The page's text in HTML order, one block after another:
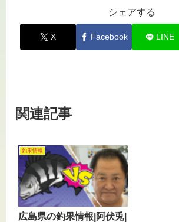
シェアする
X Facebook LINE
関連記事
釣果情報
広島県の釣果情報|阿伏兎|